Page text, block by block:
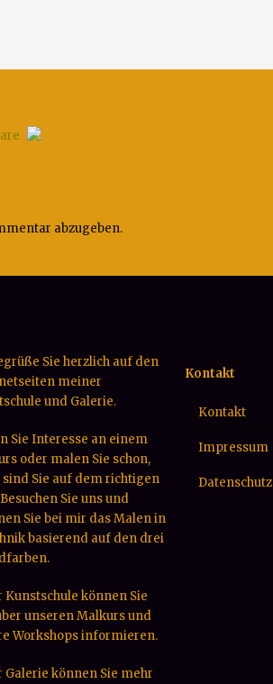
abzugeben.
Sie herzlich auf den
meiner
und Galerie.
Sie Interesse an einem
oder malen Sie schon,
sind Sie auf dem richtigen
Sie uns und
Sie bei mir das Malen in
basierend auf den drei
Kunstschule können Sie
unseren Malkurs und
Workshops informieren.
Galerie können Sie mehr
Kontakt
Kontakt
Impressum
Datenschutz